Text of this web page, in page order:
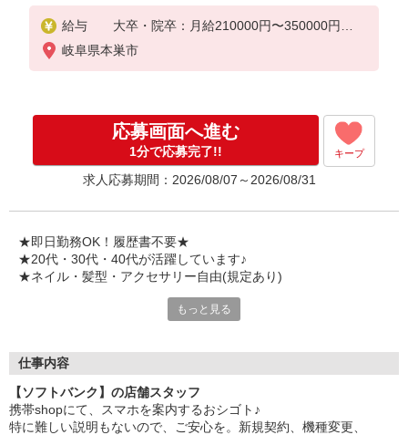
給与 大卒・院卒：月給210000円〜350000円
短大・専門卒：月給205000円〜350000円
高卒：月給200000円〜350000円
※個人実績に応じて報奨金・インセンティブあり
※経験・能力・年齢を考慮して金額を決定致します
＜補足事項＞
・資格手当・役割手当・地域手当（規定に応じて支
★交通費別途支給（規定あり）
゜+゜・。○。・゜+゜
入社祝い金10万円支給(規定有)
お友達を紹介頂くと,
インセンティブ支給(規定有)
岐阜県本巣市
応募画面へ進む
1分で応募完了!! キープ
求人応募期間：2026/08/07～2026/08/31
★即日勤務OK！履歴書不要★
★20代・30代・40代が活躍しています♪
★ネイル・髪型・アクセサリー自由(規定あり)
各キャリアの新機種が特別価格で購入OK！！
特別割引価格でご利用可能☆
お得に過ごしたいあなたの味方です♪
もっと見る
仕事内容
【ソフトバンク】の店舗スタッフ
携帯shopにて、スマホを案内するおシゴト♪
特に難しい説明もないので、ご安心を。新規契約、機種変更、